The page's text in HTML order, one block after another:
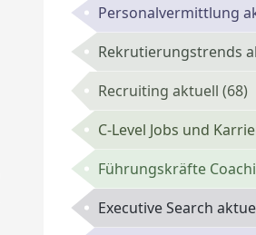
Personalvermittlung
Rekrutierungstrends
Recruiting aktuell(68)
C-Level Jobs und
Führungskräfte
Executive Search